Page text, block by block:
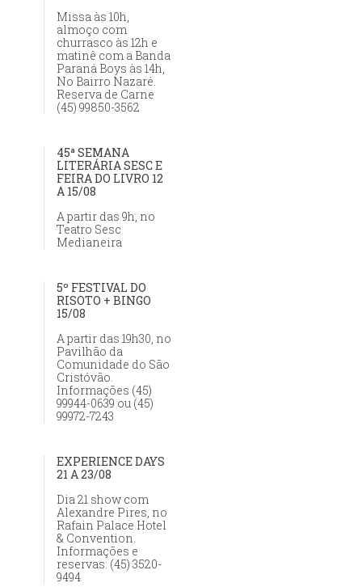
Missa às 10h,
almoço com
churrasco às 12h e
matinê com a Banda
Paraná Boys às 14h,
No Bairro Nazaré.
Reserva de Carne
(45) 99850-3562
45ª SEMANA
LITERÁRIA SESC E
FEIRA DO LIVRO 12
A 15/08
A partir das 9h, no
Teatro Sesc
Medianeira
5º FESTIVAL DO
RISOTO + BINGO
15/08
A partir das 19h30, no
Pavilhão da
Comunidade do São
Cristóvão.
Informações (45)
99944-0639 ou (45)
99972-7243
EXPERIENCE DAYS
21 A 23/08
Dia 21 show com
Alexandre Pires, no
Rafain Palace Hotel
& Convention.
Informações e
reservas: (45) 3520-
9494